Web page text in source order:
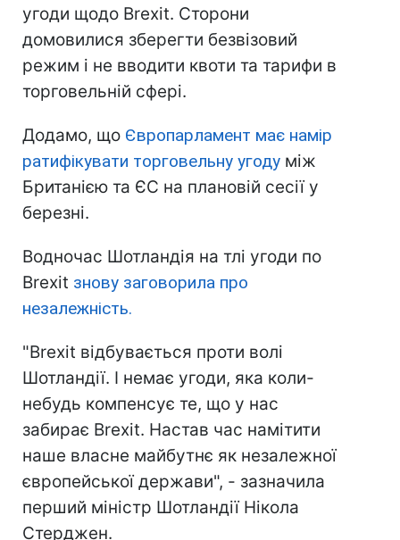
угоди щодо Brexit. Сторони
домовилися зберегти безвізовий
режим і не вводити квоти та тарифи в
торговельній сфері.
Додамо, що Європарламент має намір
ратифікувати торговельну угоду між
Британією та ЄС на плановій сесії у
березні.
Водночас Шотландія на тлі угоди по
Brexit знову заговорила про
незалежність.
"Brexit відбувається проти волі
Шотландії. І немає угоди, яка коли-
небудь компенсує те, що у нас
забирає Brexit. Настав час намітити
наше власне майбутнє як незалежної
європейської держави", - зазначила
перший міністр Шотландії Нікола
Стерджен.